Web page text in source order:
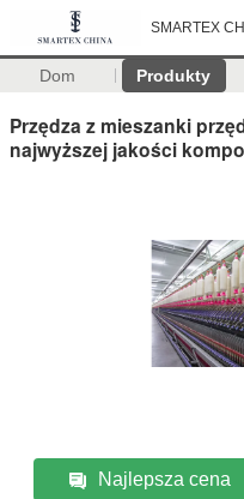
SMARTEX
Dom Produkty
Przędza z mieszanki
najwyższej jakości
Najlepsza cena